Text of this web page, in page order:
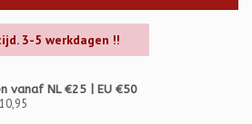
3-5 werkdagen !!
vanaf NL €25 | EU €50